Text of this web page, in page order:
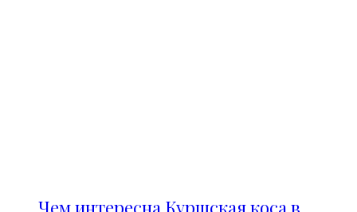
Чем интересна Куршская коса в